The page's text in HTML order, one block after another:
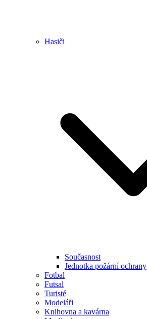
Hasiči
Současnost
Jednotka požární ochrany
Fotbal
Futsal
Turisté
Modeláři
Knihovna a kavárna